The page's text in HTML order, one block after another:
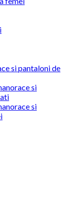
si pantaloni de
si
si